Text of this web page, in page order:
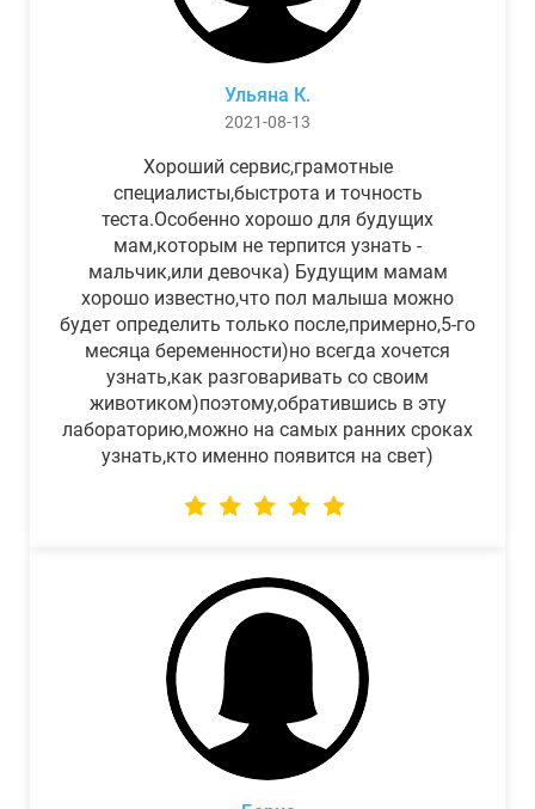
Ульяна К.
2021-08-13
Хороший сервис,грамотные
специалисты,быстрота и точность
теста.Особенно хорошо для будущих
мам,которым не терпится узнать -
мальчик,или девочка) Будущим мамам
хорошо известно,что пол малыша можно
будет определить только после,примерно,5-го
месяца беременности)но всегда хочется
узнать,как разговаривать со своим
животиком)поэтому,обратившись в эту
лабораторию,можно на самых ранних сроках
узнать,кто именно появится на свет)